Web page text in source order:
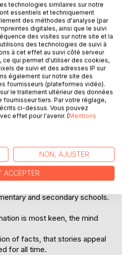
art in the world - the first
In the East it still
thing to see a crowd at
narration of a story.
of a growing interest in this
live to see the renaissance of
whose appeal will then
belief in the educational power
curriculum of the training-
and secondary schools.
is most keen, the mind
of facts, that stories appeal
for all time.
technologies similaires sur notre
essentiels et techniquement
des méthodes d'analyse (par
digitales, ainsi que le suivi
des visites sur notre site et la
des technologies de suivi à
à cet effet au suivi côté serveur
ce qui permet d'utiliser des cookies,
de suivi et des adresses IP sur
également sur notre site des
fournisseurs (plateformes vidéo).
le traitement ultérieur des données
fournisseur tiers. Par votre réglage,
ci-dessus. Vous pouvez
effet pour l'avenir. (Mentions
NON, AJUSTER
ACCEPTER